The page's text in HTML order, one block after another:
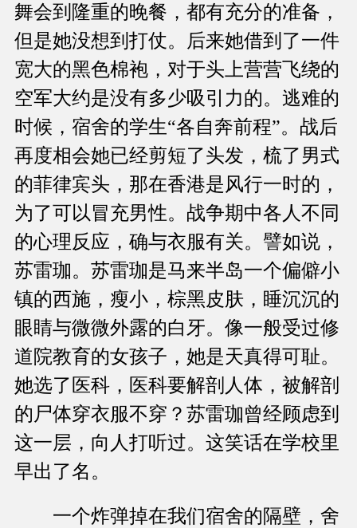
舞会到隆重的晚餐，都有充分的准备，
但是她没想到打仗。后来她借到了一件
宽大的黑色棉袍，对于头上营营飞绕的
空军大约是没有多少吸引力的。逃难的
时候，宿舍的学生“各自奔前程”。战后
再度相会她已经剪短了头发，梳了男式
的菲律宾头，那在香港是风行一时的，
为了可以冒充男性。战争期中各人不同
的心理反应，确与衣服有关。譬如说，
苏雷珈。苏雷珈是马来半岛一个偏僻小
镇的西施，瘦小，棕黑皮肤，睡沉沉的
眼睛与微微外露的白牙。像一般受过修
道院教育的女孩子，她是天真得可耻。
她选了医科，医科要解剖人体，被解剖
的尸体穿衣服不穿？苏雷珈曾经顾虑到
这一层，向人打听过。这笑话在学校里
早出了名。
一个炸弹掉在我们宿舍的隔壁，舍